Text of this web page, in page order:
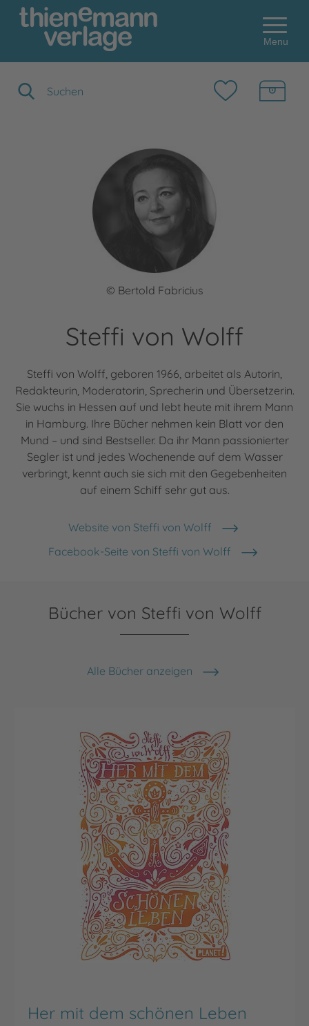
Menu
© Bertold Fabricius
Steffi von Wolff
Steffi von Wolff, geboren 1966, arbeitet als Autorin,
Redakteurin, Moderatorin, Sprecherin und Übersetzerin.
Sie wuchs in Hessen auf und lebt heute mit ihrem Mann
in Hamburg. Ihre Bücher nehmen kein Blatt vor den
Mund – und sind Bestseller. Da ihr Mann passionierter
Segler ist und jedes Wochenende auf dem Wasser
verbringt, kennt auch sie sich mit den Gegebenheiten
auf einem Schiff sehr gut aus.
Website von Steffi von Wolff
Facebook-Seite von Steffi von Wolff
Bücher von Steffi von Wolff
Alle Bücher anzeigen
Her mit dem schönen Leben